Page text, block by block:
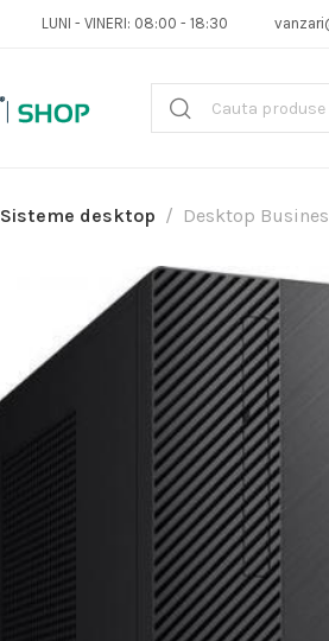
LUNI - VINERI: 08:00 - 18:30
Sisteme desktop Desktop